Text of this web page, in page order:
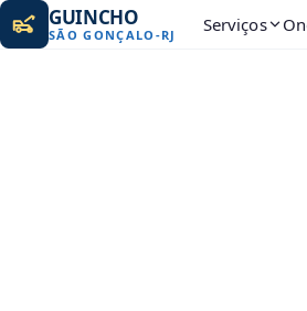
GUINCHO
SÃO GONÇALO -RJ Serviços